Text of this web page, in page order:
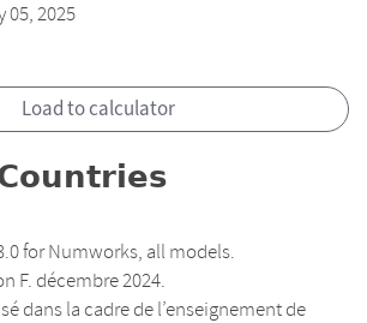
05, 2025
Load to calculator
for Numworks, all models.
F. décembre 2024.
dans la cadre de l’enseignement de